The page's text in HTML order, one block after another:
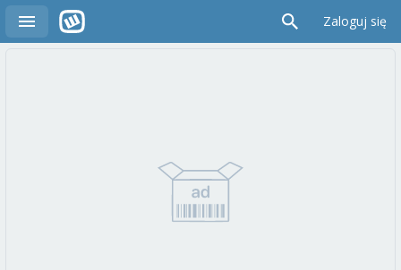
Zaloguj się